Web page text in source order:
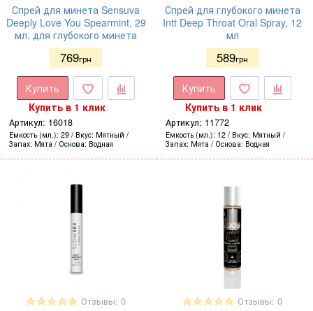
Спрей для минета Sensuva
Deeply Love You Spearmint, 29
мл, для глубокого минета
769грн
Купить
Купить в 1 клик
Артикул: 16018
Емкость (мл.) 29 Вкус Мятный
Запах Мята Основа Водная
Спрей для глубокого минета
Intt Deep Throat Oral Spray, 12
мл
589грн
Купить
Купить в 1 клик
Артикул: 11772
Емкость (мл.) 12 Вкус Мятный
Запах Мята Основа Водная
Отзывы: 0 Отзывы: 0